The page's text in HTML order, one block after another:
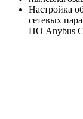
Настройка
сетевых
ПО Anybus